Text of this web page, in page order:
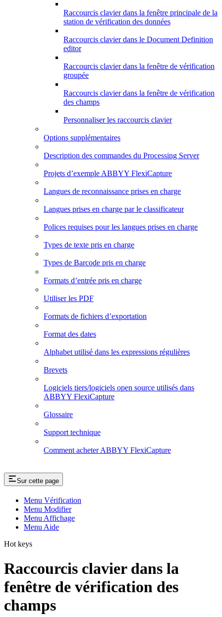
Raccourcis clavier dans la fenêtre principale de la
station de vérification des données
Raccourcis clavier dans le Document Definition
editor
Raccourcis clavier dans la fenêtre de vérification
groupée
Raccourcis clavier dans la fenêtre de vérification
des champs
Personnaliser les raccourcis clavier
Options supplémentaires
Description des commandes du Processing Server
Projets d’exemple ABBYY FlexiCapture
Langues de reconnaissance prises en charge
Langues prises en charge par le classificateur
Polices requises pour les langues prises en charge
Types de texte pris en charge
Types de Barcode pris en charge
Formats d’entrée pris en charge
Utiliser les PDF
Formats de fichiers d’exportation
Format des dates
Alphabet utilisé dans les expressions régulières
Brevets
Logiciels tiers/logiciels open source utilisés dans
ABBYY FlexiCapture
Glossaire
Support technique
Comment acheter ABBYY FlexiCapture
Sur cette page
Menu Vérification
Menu Modifier
Menu Affichage
Menu Aide
Hot keys
Raccourcis clavier dans la
fenêtre de vérification des
champs